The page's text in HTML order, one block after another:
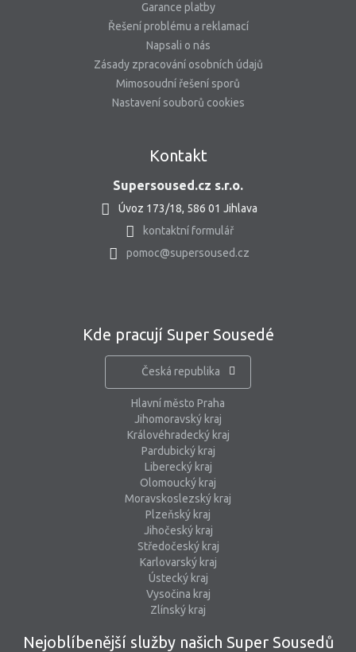
Garance platby
Řešení problému a reklamací
Napsali o nás
Zásady zpracování osobních údajů
Mimosoudní řešení sporů
Nastavení souborů cookies
Kontakt
Supersoused.cz s.r.o.
Úvoz 173/18, 586 01 Jihlava
kontaktní formulář
pomoc@supersoused.cz
Kde pracují Super Sousedé
Česká republika
Hlavní město Praha
Jihomoravský kraj
Královéhradecký kraj
Pardubický kraj
Liberecký kraj
Olomoucký kraj
Moravskoslezský kraj
Plzeňský kraj
Jihočeský kraj
Středočeský kraj
Karlovarský kraj
Ústecký kraj
Vysočina kraj
Zlínský kraj
Nejoblíbenější služby našich Super Sousedů